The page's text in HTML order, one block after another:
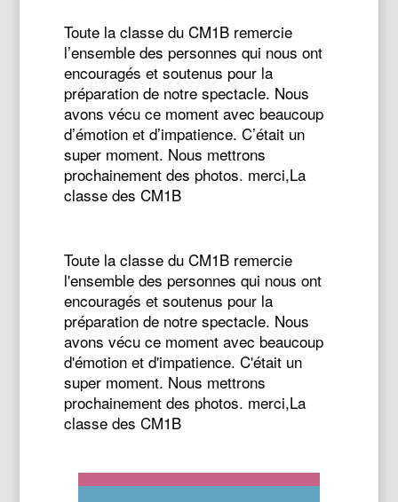
Toute la classe du CM1B remercie
l’ensemble des personnes qui nous ont
encouragés et soutenus pour la
préparation de notre spectacle. Nous
avons vécu ce moment avec beaucoup
d’émotion et d’impatience. C’était un
super moment. Nous mettrons
prochainement des photos. merci,La
classe des CM1B
Toute la classe du CM1B remercie
l'ensemble des personnes qui nous ont
encouragés et soutenus pour la
préparation de notre spectacle. Nous
avons vécu ce moment avec beaucoup
d'émotion et d'impatience. C'était un
super moment. Nous mettrons
prochainement des photos. merci,La
classe des CM1B